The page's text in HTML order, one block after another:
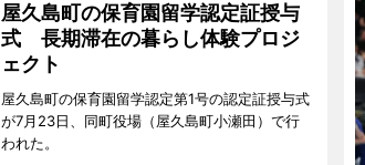
屋久島町の保育園留学認定証授与
式 長期滞在の暮らし体験プロジ
ェクト
屋久島町の保育園留学認定第1号の認定証授与式
が7月23日、同町役場（屋久島町小瀬田）で行
われた。